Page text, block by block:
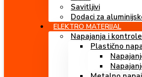
Savitljivi
Dodaci za
ELEKTRO MATERIJAL
Napajanja i
Plastično